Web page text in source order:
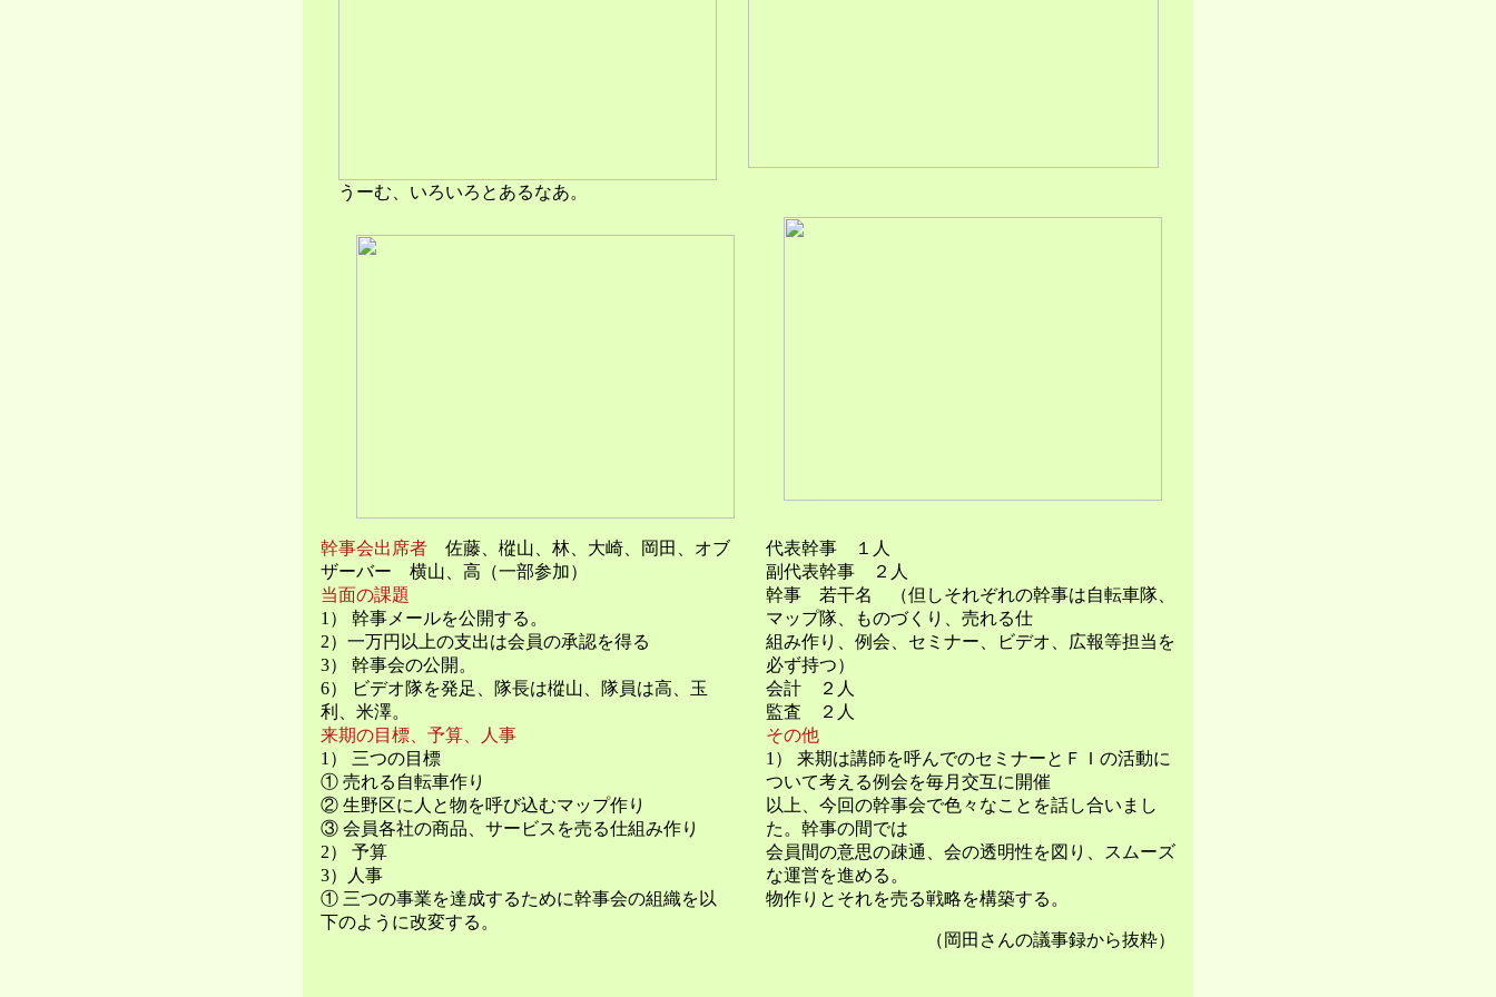
うーむ、いろいろとあるなあ。
幹事会出席者 佐藤、樅山、林、大崎、岡田、オブ
ザーバー 横山、高（一部参加）
当面の課題
1） 幹事メールを公開する。
2）一万円以上の支出は会員の承認を得る
3） 幹事会の公開。
6） ビデオ隊を発足、隊長は樅山、隊員は高、玉
利、米澤。
来期の目標、予算、人事
1） 三つの目標
① 売れる自転車作り
② 生野区に人と物を呼び込むマップ作り
③ 会員各社の商品、サービスを売る仕組み作り
2） 予算
3）人事
① 三つの事業を達成するために幹事会の組織を以
下のように改変する。
代表幹事 １人
副代表幹事 ２人
幹事 若干名 （但しそれぞれの幹事は自転車隊、
マップ隊、ものづくり、売れる仕
組み作り、例会、セミナー、ビデオ、広報等担当を
必ず持つ）
会計 ２人
監査 ２人
その他
1） 来期は講師を呼んでのセミナーとＦＩの活動に
ついて考える例会を毎月交互に開催
以上、今回の幹事会で色々なことを話し合いまし
た。幹事の間では
会員間の意思の疎通、会の透明性を図り、スムーズ
な運営を進める。
物作りとそれを売る戦略を構築する。
（岡田さんの議事録から抜粋）